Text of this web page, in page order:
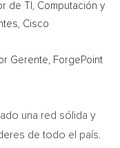
de TI, Computación y
Cisco
Gerente, ForgePoint
una red sólida y
de todo el país.